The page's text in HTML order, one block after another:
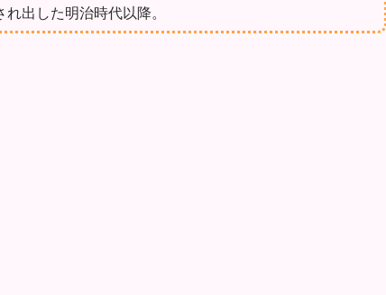
出した明治時代以降。